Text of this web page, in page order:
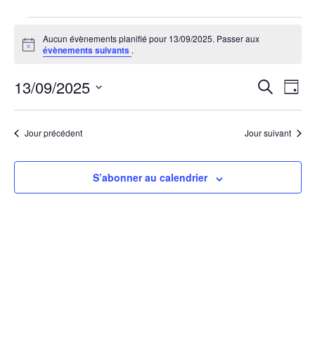
for
Notice
Aucun évènements planifié pour 13/09/2025. Passer aux
évènements suivants .
et
de
Jour
13/09/2025
Sélectionnez
uneJour précédent Jour suivant
S’abonner au calendrier